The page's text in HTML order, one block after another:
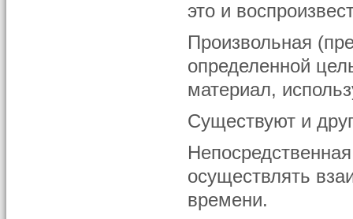
это и
Произвольная
определенной
материал,
Существуют и
осуществлять
времени.